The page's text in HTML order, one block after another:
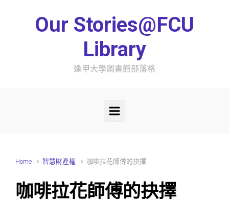
Our Stories@FCU
Library
逢甲大學圖書館部落格
Home 智慧財產權 咖啡拉花師傅的抉擇
咖啡拉花師傅的抉擇